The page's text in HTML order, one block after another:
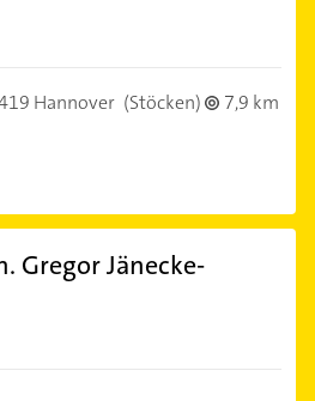
Hannover (Stöcken)
7,9 km
Gregor Jänecke-